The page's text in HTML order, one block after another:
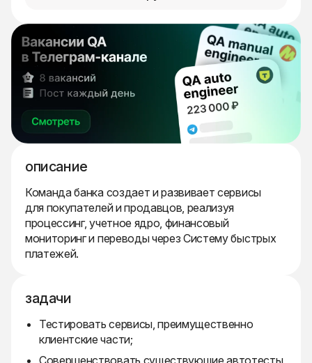
описание
Команда банка создает и развивает сервисы
для покупателей и продавцов, реализуя
процессинг, учетное ядро, финансовый
мониторинг и переводы через Систему быстрых
платежей.
задачи
Тестировать сервисы, преимущественно
клиентские части;